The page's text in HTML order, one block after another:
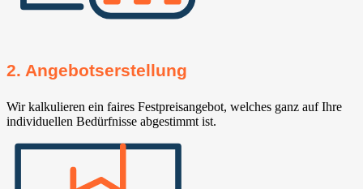
2. Angebotserstellung
Wir kalkulieren ein faires Festpreisangebot, welches ganz auf Ihre
individuellen Bedürfnisse abgestimmt ist.